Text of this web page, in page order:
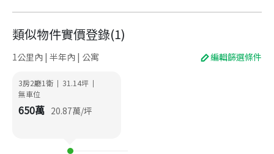
類似物件實價登錄(1)
1公里內 | 半年內 | 公寓 編輯篩選條件
3房2廳1衛 | 31.14坪 |
無車位
650萬 20.87萬/坪